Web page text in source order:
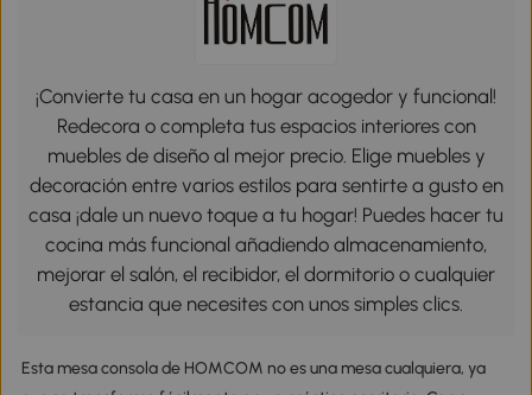
¡Convierte tu casa en un hogar acogedor y funcional!
Redecora o completa tus espacios interiores con
muebles de diseño al mejor precio. Elige muebles y
decoración entre varios estilos para sentirte a gusto en
casa ¡dale un nuevo toque a tu hogar! Puedes hacer tu
cocina más funcional añadiendo almacenamiento,
mejorar el salón, el recibidor, el dormitorio o cualquier
estancia que necesites con unos simples clics.
Esta mesa consola de HOMCOM no es una mesa cualquiera, ya